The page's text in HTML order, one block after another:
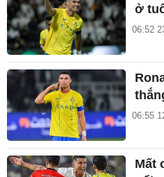
ở
06:52
06:55
Mất